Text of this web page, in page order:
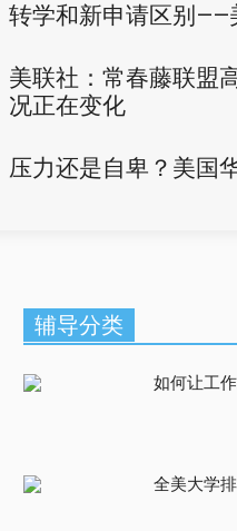
转学和新申请区别——
美联社：常春藤联盟
况正在变化
压力还是自卑？美国
辅导分类
如何让工
全美大学